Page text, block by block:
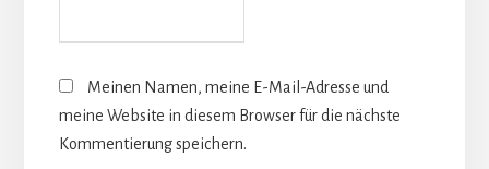
Meinen Namen, meine E-Mail-Adresse und
meine Website in diesem Browser für die nächste
Kommentierung speichern.